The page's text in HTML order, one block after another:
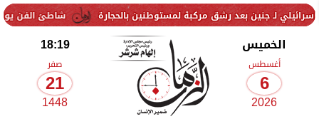
شاطئ الفن يواصل فعالياته بعد رشق مركبة لمستوطنين بالحجارة
الخميس
أغسطس
6
2026
18:19
صفر
21
1448